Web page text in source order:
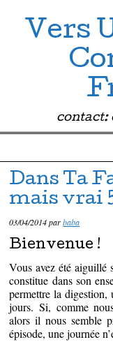
Vers
contact:
Passer directement au
Dans Ta
mais vrai
03/04/2014parbaba
Bienvenue !
Vous avez été aiguillé
constitue dans son
permettre la digestion,
jours. Si, comme
alors il nous semble
épisode, une journée